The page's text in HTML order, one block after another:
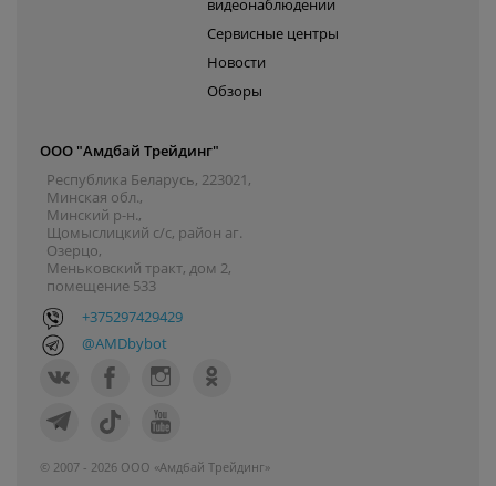
видеонаблюдении
Сервисные центры
Новости
Обзоры
ООО "Амдбай Трейдинг"
Республика Беларусь, 223021,
Минская обл.,
Минский р-н.,
Щомыслицкий с/с, район аг.
Озерцо,
Меньковский тракт, дом 2,
помещение 533
+375297429429
@AMDbybot
© 2007 - 2026 ООО «Амдбай Трейдинг»